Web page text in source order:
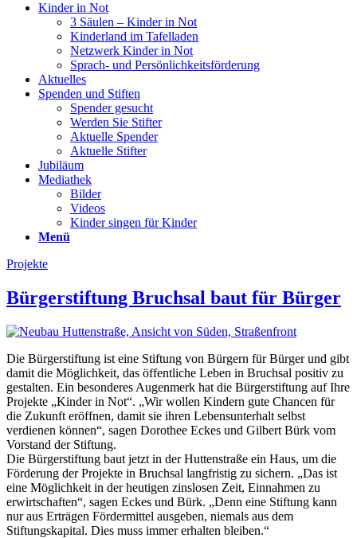
Kinder in Not
3 Säulen – Kinder in Not
Kinderland im Tafelladen
Netzwerk Kinder in Not
Sprach- und Persönlichkeits­förderung
Aktuelles
Spenden und Stiften
Spender gesucht
Werden Sie Stifter
Aktuelle Spender
Aktuelle Stifter
Jubiläum
Mediathek
Bilder
Videos
Kinder singen für Kinder
Menü
Projekte
Bürgerstiftung Bruchsal baut für Bürger
Die Bürgerstiftung ist eine Stiftung von Bürgern für Bürger und gibt
damit die Möglichkeit, das öffentliche Leben in Bruchsal positiv zu
gestalten. Ein besonderes Augenmerk hat die Bürgerstiftung auf Ihre
Projekte „Kinder in Not“. „Wir wollen Kindern gute Chancen für
die Zukunft eröffnen, damit sie ihren Lebensunterhalt selbst
verdienen können“, sagen Dorothee Eckes und Gilbert Bürk vom
Vorstand der Stiftung.
Die Bürgerstiftung baut jetzt in der Huttenstraße ein Haus, um die
Förderung der Projekte in Bruchsal langfristig zu sichern. „Das ist
eine Möglichkeit in der heutigen zinslosen Zeit, Einnahmen zu
erwirtschaften“, sagen Eckes und Bürk. „Denn eine Stiftung kann
nur aus Erträgen Fördermittel ausgeben, niemals aus dem
Stiftungskapital. Dies muss immer erhalten bleiben.“